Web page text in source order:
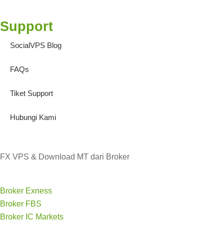
Support
SocialVPS Blog
FAQs
Tiket Support
Hubungi Kami
FX VPS & Download MT dari Broker
Broker Exness
Broker FBS
Broker IC Markets